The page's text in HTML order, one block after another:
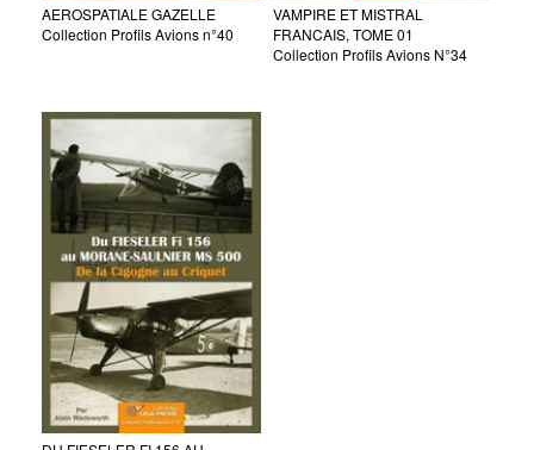
AEROSPATIALE GAZELLE
Collection Profils Avions n°40
VAMPIRE ET MISTRAL
FRANCAIS, TOME 01
Collection Profils Avions N°34